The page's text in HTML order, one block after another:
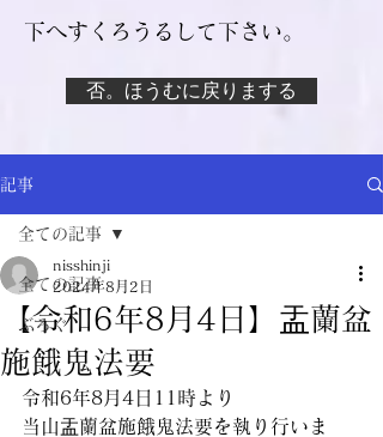
​下へすくろうるして下さい。
否。ほうむに戻りまする
記事
全ての記事
ぶろぐ
全ての記事
【令和6年8月4日】盂蘭盆
施餓鬼法要
nisshinji
2024年8月2日
令和6年8月4日11時より
当山盂蘭盆施餓鬼法要を執り行いま